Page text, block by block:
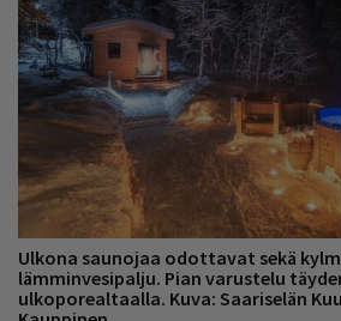
Ulkona saunojaa odottavat sekä
lämminvesipalju. Pian varustelu
ulkoporealtaalla. Kuva: Saariselän